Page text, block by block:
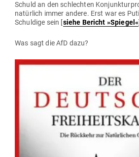
Schuld an den schlechten
natürlich immer andere. Erst war es
Schuldige sein [siehe Bericht »Spiegel«
Was sagt die AfD dazu?